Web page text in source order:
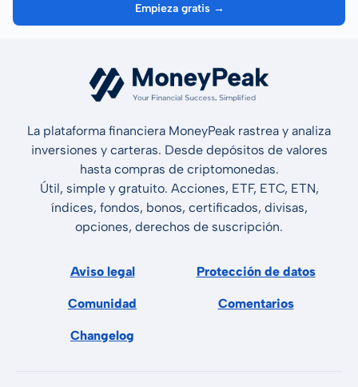
Empieza gratis →
La plataforma financiera MoneyPeak rastrea y analiza
inversiones y carteras. Desde depósitos de valores
hasta compras de criptomonedas.
Útil, simple y gratuito. Acciones, ETF, ETC, ETN,
índices, fondos, bonos, certificados, divisas,
opciones, derechos de suscripción.
Aviso legal Protección de datos
Comunidad Comentarios
Changelog